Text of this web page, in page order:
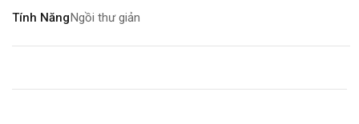
Tính NăngNgồi thư giản